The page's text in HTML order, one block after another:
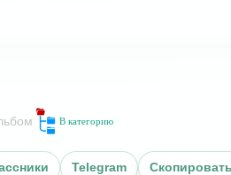
В категорию
Telegram